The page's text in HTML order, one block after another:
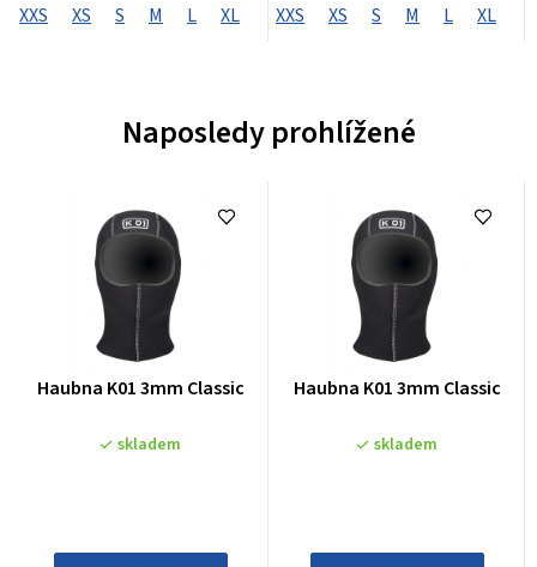
XXS XS S M L XL XXS XS S M L XL
Naposledy prohlížené
Průměrné
produktu
Haubna K01 3mm Classic
skladem
Průměrné
produktu
Haubna K01 3mm Classic
skladem